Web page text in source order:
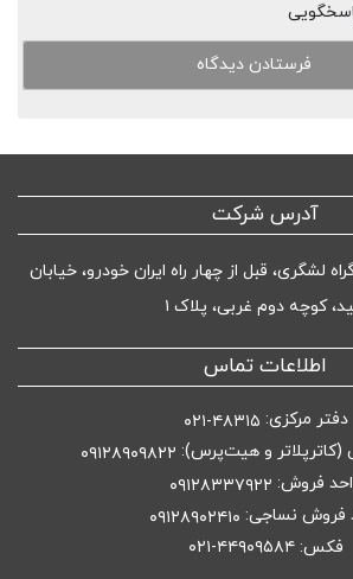
آدرس شرکت
کیلومتر ۱۳ بزرگراه لشگری، قبل از چهار راه ایران خودرو، خیابان
کوچه دوم غربی، پلاک ۱
اطلاعات تماس
دفتر مرکزی: ۴۸۳۱۵-۰۲۱
(کاترپلاتر و هیت‌پرس): ۰۹۱۲۸۹۰۹۸۲۲
فروش: ۰۹۱۲۸۳۳۷۹۲۲
فروش نساجی: ۰۹۱۲۸۹۰۲۴۱۰
فکس: ۴۴۹۰۹۵۸۴-۰۲۱